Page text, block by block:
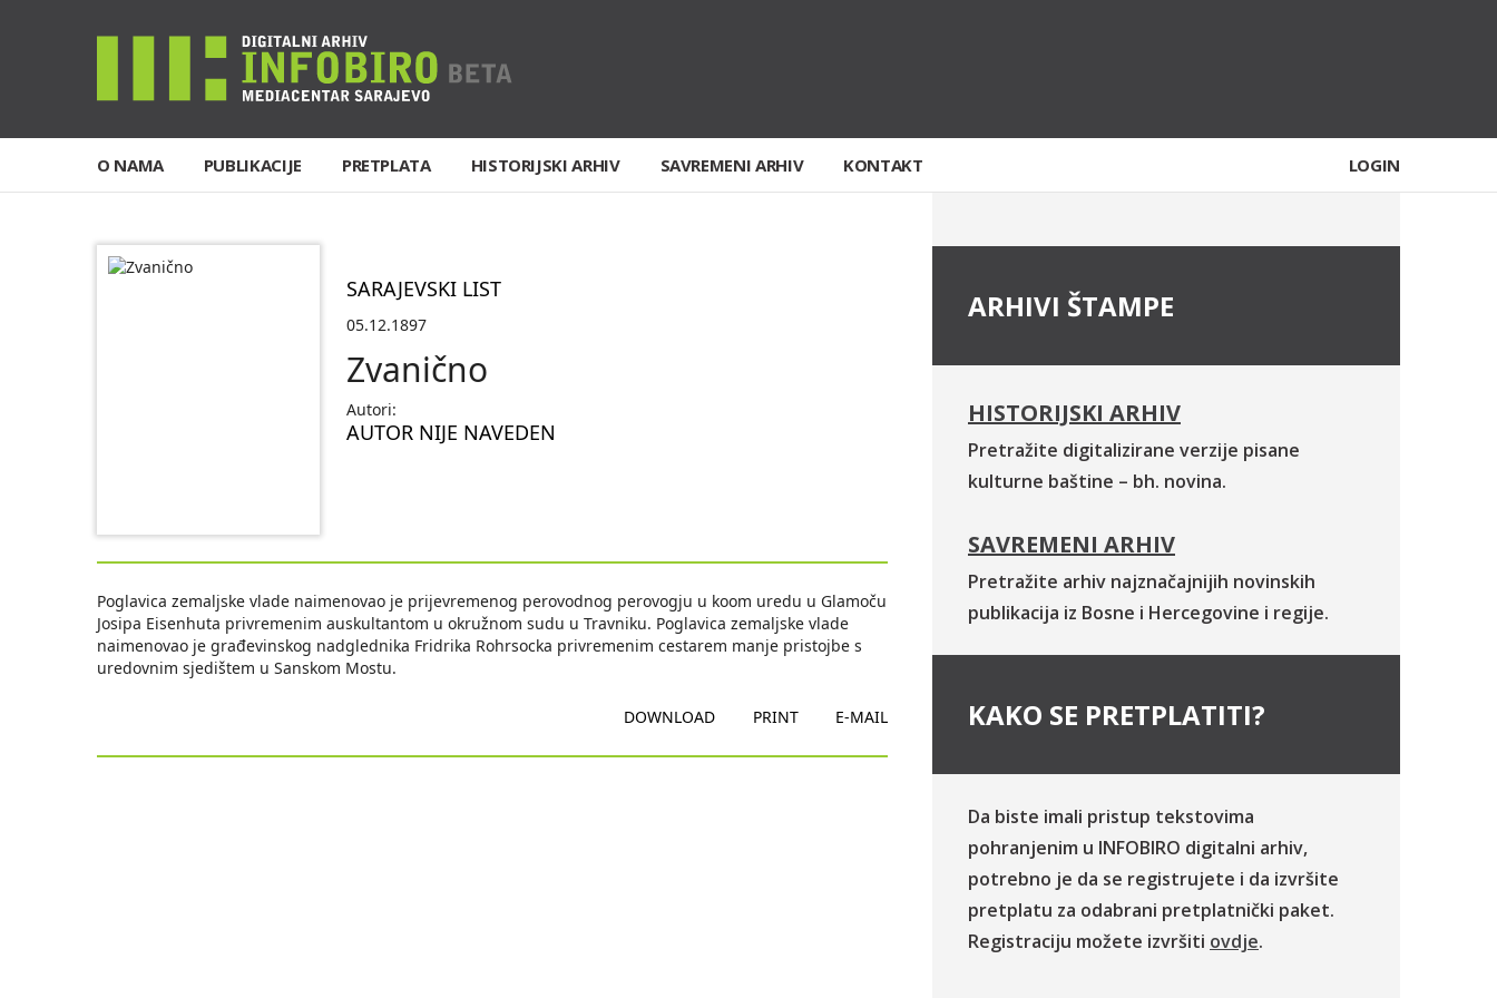
O NAMA PUBLIKACIJE PRETPLATA HISTORIJSKI ARHIV SAVREMENI ARHIV KONTAKT LOGIN
SARAJEVSKI LIST
05.12.1897
Zvanično
Autori:
AUTOR NIJE NAVEDEN
Poglavica zemaljske vlade naimenovao je prijevremenog perovodnog perovogju u koom uredu u Glamoču
Josipa Eisenhuta privremenim auskultantom u okružnom sudu u Travniku. Poglavica zemaljske vlade
naimenovao je građevinskog nadglednika Fridrika Rohrsocka privremenim cestarem manje pristojbe s
uredovnim sjedištem u Sanskom Mostu.
DOWNLOAD PRINT E-MAIL
ARHIVI ŠTAMPE
HISTORIJSKI ARHIV
Pretražite digitalizirane verzije pisane
kulturne baštine – bh. novina.
SAVREMENI ARHIV
Pretražite arhiv najznačajnijih novinskih
publikacija iz Bosne i Hercegovine i regije.
KAKO SE PRETPLATITI?
Da biste imali pristup tekstovima
pohranjenim u INFOBIRO digitalni arhiv,
potrebno je da se registrujete i da izvršite
pretplatu za odabrani pretplatnički paket.
Registraciju možete izvršiti ovdje.